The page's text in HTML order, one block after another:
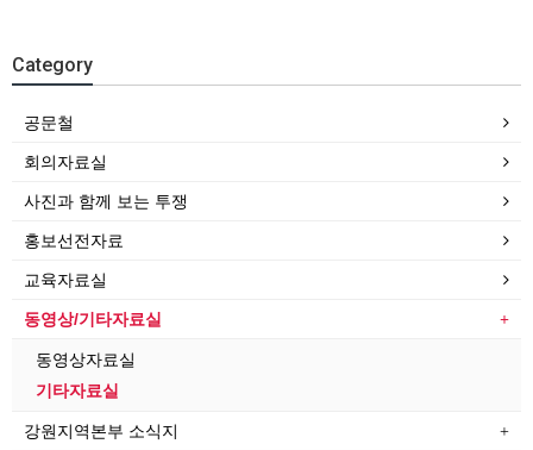
Category
공문철
회의자료실
사진과 함께 보는 투쟁
홍보선전자료
교육자료실
동영상/기타자료실
동영상자료실
기타자료실
강원지역본부 소식지